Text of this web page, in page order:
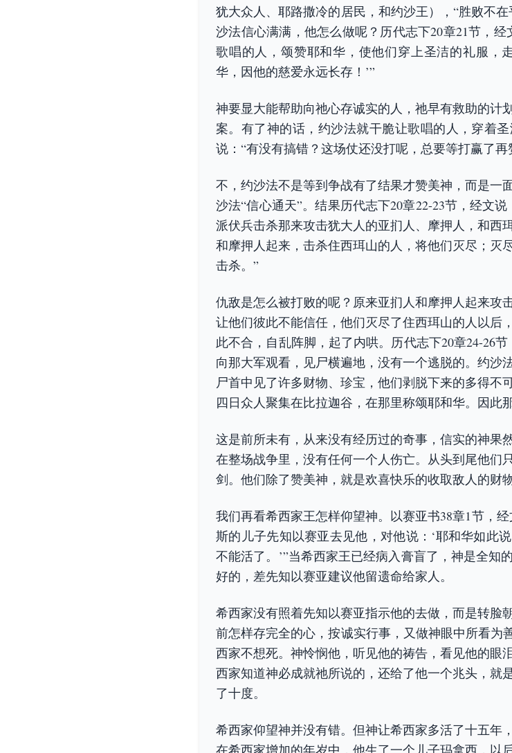
犹大众人、耶路撒冷的居民，和约沙王），“胜败不
沙法信心满满，他怎么做呢？历代志下20章21节，
歌唱的人，颂赞耶和华，使他们穿上圣洁的礼服，
华，因他的慈爱永远长存！’”
神要显大能帮助向祂心存诚实的人，祂早有救助的计
案。有了神的话，约沙法就干脆让歌唱的人，穿着
说：“有没有搞错？这场仗还没打呢，总要等打赢了再
不，约沙法不是等到争战有了结果才赞美神，而是一
沙法“信心通天”。结果历代志下20章22-23节，经文
派伏兵击杀那来攻击犹大人的亚扪人、摩押人，和西
和摩押人起来，击杀住西珥山的人，将他们灭尽；灭
击杀。”
仇敌是怎么被打败的呢？原来亚扪人和摩押人起来攻
让他们彼此不能信任，他们灭尽了住西珥山的人以后
此不合，自乱阵脚，起了内哄。历代志下20章24-26
向那大军观看，见尸横遍地，没有一个逃脱的。约沙
尸首中见了许多财物、珍宝，他们剥脱下来的多得不
四日众人聚集在比拉迦谷，在那里称颂耶和华。因此
这是前所未有，从来没有经历过的奇事，信实的神果
在整场战争里，没有任何一个人伤亡。从头到尾他们
剑。他们除了赞美神，就是欢喜快乐的收取敌人的财
我们再看希西家王怎样仰望神。以赛亚书38章1节，
斯的儿子先知以赛亚去见他，对他说：‘耶和华如此
不能活了。’”当希西家王已经病入膏盲了，神是全知
好的，差先知以赛亚建议他留遗命给家人。
希西家没有照着先知以赛亚指示他的去做，而是转脸
前怎样存完全的心，按诚实行事，又做神眼中所看为
西家不想死。神怜悯他，听见他的祷告，看见他的眼
西家知道神必成就祂所说的，还给了他一个兆头，就
了十度。
希西家仰望神并没有错。但神让希西家多活了十五年
在希西家增加的年岁中，他生了一个儿子玛拿西，以